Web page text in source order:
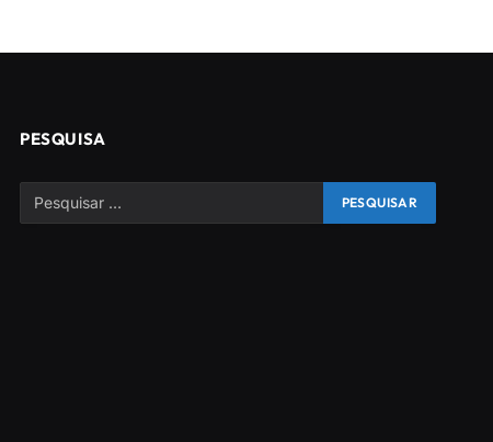
PESQUISA